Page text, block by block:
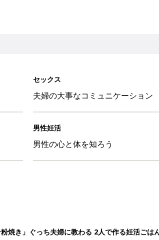
セックス
夫婦の大事なコミュニケーション
男性妊活
男性の心と体を知ろう
焼き」ぐっち夫婦に教わる 2人で作る妊活ごは